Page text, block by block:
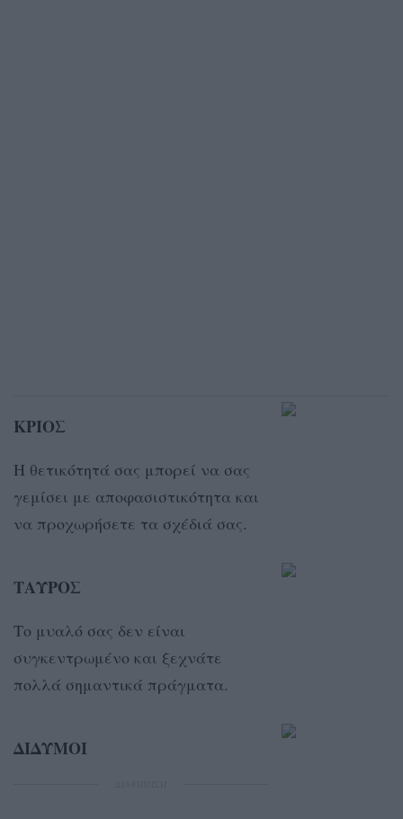
ΚΡΙΟΣ
Η θετικότητά σας μπορεί να σας
γεμίσει με αποφασιστικότητα και
να προχωρήσετε τα σχέδιά σας.
ΤΑΥΡΟΣ
Το μυαλό σας δεν είναι
συγκεντρωμένο και ξεχνάτε
πολλά σημαντικά πράγματα.
ΔΙΔΥΜΟΙ